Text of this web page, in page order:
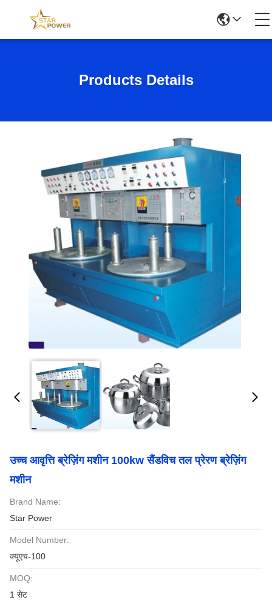
Products Details
उच्च आवृत्ति ब्रेज़िंग मशीन 100kw सैंडविच तल प्रेरण ब्रेज़िंग
मशीन
Brand Name:
Star Power
Model Number:
क्यूएच-100
MOQ:
1 सेट